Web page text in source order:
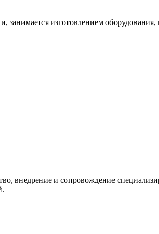
занимается изготовлением оборудования,
внедрение и сопровождение